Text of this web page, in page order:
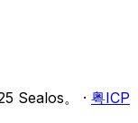
Sealos。
· 粤ICP